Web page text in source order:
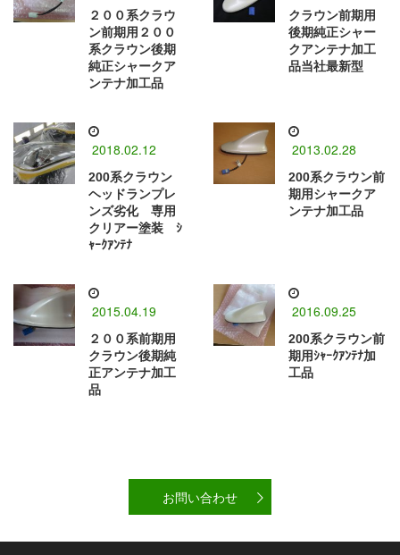
２００系クラウ
ン前期用２００
系クラウン後期
純正シャークア
ンテナ加工品
クラウン前期用
後期純正シャー
クアンテナ加工
品当社最新型
2018.02.12
200系クラウン
ヘッドランプレ
ンズ劣化 専用
クリアー塗装 ｼ
ｬｰｸｱﾝﾃﾅ
2013.02.28
200系クラウン前
期用シャークア
ンテナ加工品
2015.04.19
２００系前期用
クラウン後期純
正アンテナ加工
品
2016.09.25
200系クラウン前
期用ｼｬｰｸｱﾝﾃﾅ加
工品
お問い合わせ